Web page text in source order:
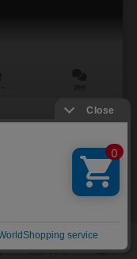
数たくさんつくってい
...
745
持ってる
さい